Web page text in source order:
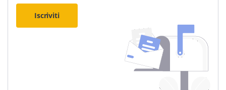
Iscriviti